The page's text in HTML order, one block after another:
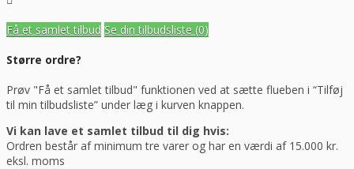
Få et samlet tilbud Se din tilbudsliste (0)
Større ordre?
Prøv "Få et samlet tilbud" funktionen ved at sætte flueben i “Tilføj
til min tilbudsliste” under læg i kurven knappen.
Vi kan lave et samlet tilbud til dig hvis:
Ordren består af minimum tre varer og har en værdi af 15.000 kr.
eksl. moms